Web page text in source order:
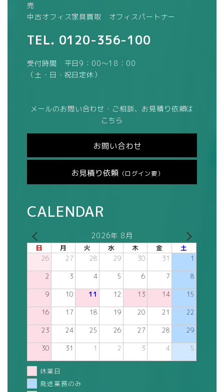
売
中古オフィス家具買取 オフィスパートナー
TEL. 0120-356-100
受付時間 平日9：00～18：00
（土・日・祝日定休）
メールのお問い合わせ・ご相談、お見積り依頼は
こちら
お問い合わせ
お見積り依頼 （ログイン要）
CALENDAR
2026年 8月
日 月 火 水 木 金 土
26 27 28 29 30 31 1
2 3 4 5 6 7 8
9 10 11 12 13 14 15
16 17 18 19 20 21 22
23 24 25 26 27 28 29
30 31 1 2 3 4 5
休業日
発送業務のみ